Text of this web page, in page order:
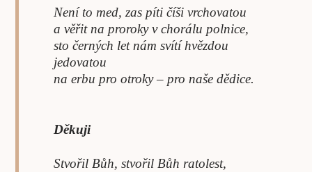
Není to med, zas píti číši vrchovatou
a věřit na proroky v chorálu polnice,
sto černých let nám svítí hvězdou
jedovatou
na erbu pro otroky – pro naše dědice.
Děkuji
Stvořil Bůh, stvořil Bůh ratolest,